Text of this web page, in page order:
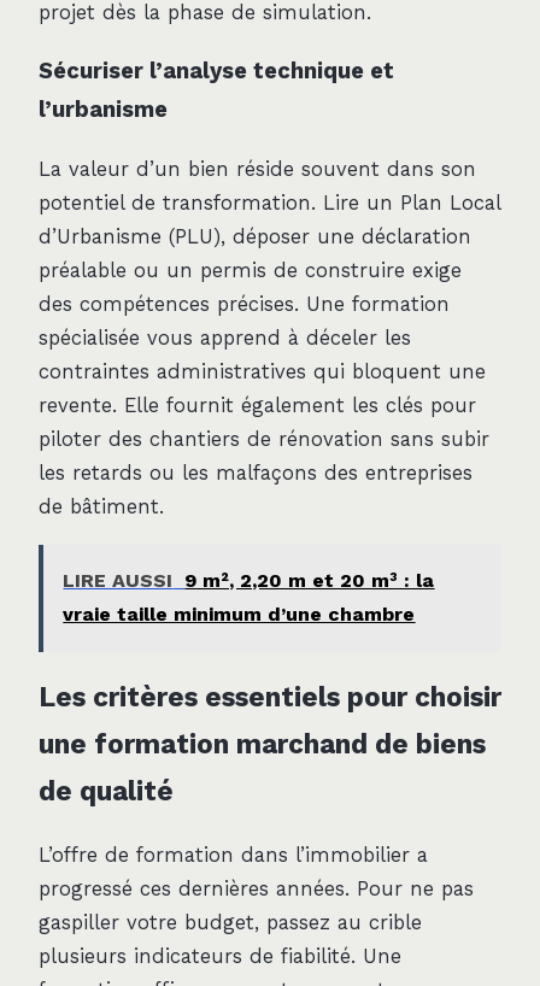
projet dès la phase de simulation.
Sécuriser l’analyse technique et
l’urbanisme
La valeur d’un bien réside souvent dans son
potentiel de transformation. Lire un Plan Local
d’Urbanisme (PLU), déposer une déclaration
préalable ou un permis de construire exige
des compétences précises. Une formation
spécialisée vous apprend à déceler les
contraintes administratives qui bloquent une
revente. Elle fournit également les clés pour
piloter des chantiers de rénovation sans subir
les retards ou les malfaçons des entreprises
de bâtiment.
LIRE AUSSI
9 m², 2,20 m et 20 m³ : la
vraie taille minimum d’une chambre
Les critères essentiels pour choisir
une formation marchand de biens
de qualité
L’offre de formation dans l’immobilier a
progressé ces dernières années. Pour ne pas
gaspiller votre budget, passez au crible
plusieurs indicateurs de fiabilité. Une